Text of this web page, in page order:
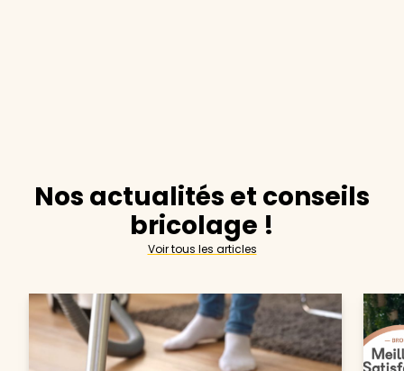
Nos actualités et conseils
bricolage !
Voir tous les articles